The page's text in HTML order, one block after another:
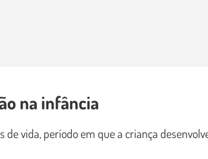
na infância
vida, período em que a criança